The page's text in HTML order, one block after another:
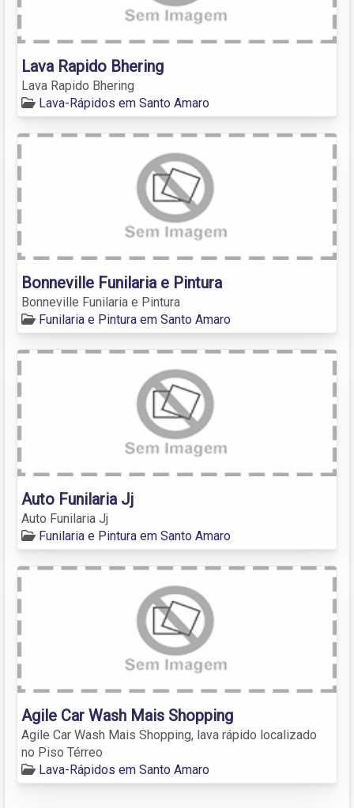
Lava Rapido Bhering
Lava Rapido Bhering
Lava-Rápidos em Santo Amaro
Bonneville Funilaria e Pintura
Bonneville Funilaria e Pintura
Funilaria e Pintura em Santo Amaro
Auto Funilaria Jj
Auto Funilaria Jj
Funilaria e Pintura em Santo Amaro
Agile Car Wash Mais Shopping
Agile Car Wash Mais Shopping, lava rápido localizado
no Piso Térreo
Lava-Rápidos em Santo Amaro